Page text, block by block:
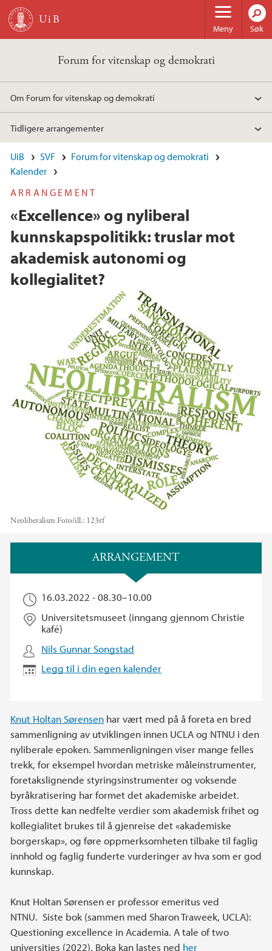
Hopp til hovedinnhold
Meny Søk
Forum for vitenskap og demokrati
Om Forum for vitenskap og demokrati
Tidligere arrangementer
UiB SVF
Forum for vitenskap og demokrati
Kalender
ARRANGEMENT
«Excellence» og nyliberal
kunnskapspolitikk: truslar mot
akademisk autonomi og
kollegialitet?
Neoliberalism Foto/ill.: 123rf
ARRANGEMENT
16.03.2022 -08.30–10.00
Universitetsmuseet (inngang gjennom Christie
kafé)
Nils Gunnar Songstad
Legg til i din egen kalender
Knut Holtan Sørensen har vært med på å foreta en bred
sammenligning av utviklingen innen UCLA og NTNU i den
nyliberale epoken. Sammenligningen viser mange felles
trekk, for eksempel hvordan metriske måleinstrumenter,
foretakslignende styringsinstrumenter og voksende
byråkratisering har formet det akademiske arbeidet.
Tross dette kan nedfelte verdier som akademisk frihet og
kollegialitet brukes til å gjenreise det «akademiske
borgerskap», og føre oppmerksomheten tilbake til faglig
innhold og faglig funderte vurderinger av hva som er god
kunnskap.
Knut Holtan Sørensen er professor emeritus ved
NTNU. Siste bok (sammen med Sharon Traweek, UCLA):
Questioning excellence in Academia. A tale of two
universities (2022). Boka kan lastes ned her